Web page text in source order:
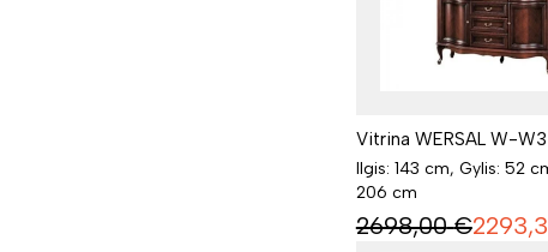
Vitrina WERSAL W-W3
Ilgis: 143 cm, Gylis: 52
206 cm
2698,00 €